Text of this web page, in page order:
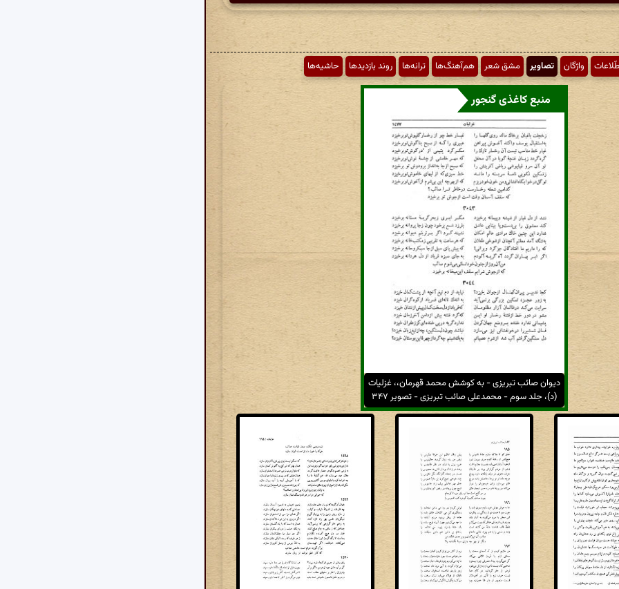
واژگان تصاویر مشق شعر هم‌آهنگ‌ها ترانه‌ها روند بازدیدها حاشیه‌ها
منبع کاغذی گنجور
دیوان صائب تبریزی - به کوشش محمد قهرمان،، غزلیات
(د)، جلد سوم - محمدعلی صائب تبریزی - تصویر ۳۴۷